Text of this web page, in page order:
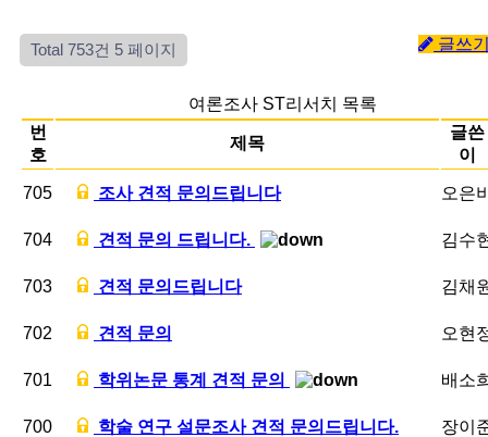
Total 753건 5 페이지 글쓰
여론조사 ST리서치 목록
번
호
제목
글쓴
이
705 조사 견적 문의드립니다 오은
704 견적 문의 드립니다. 김수
703 견적 문의드립니다 김채
702 견적 문의 오현
701 학위논문 통계 견적 문의 배소
700 학술 연구 설문조사 견적 문의드립니다. 장이